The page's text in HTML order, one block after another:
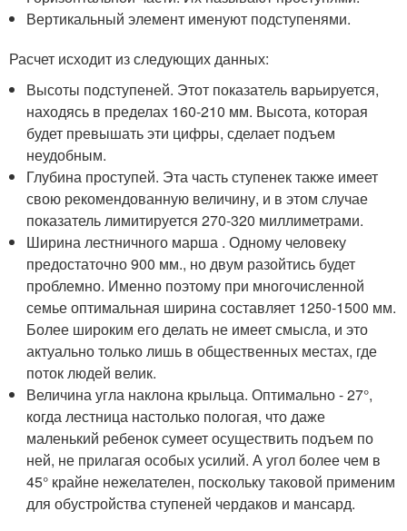
Вертикальный элемент именуют подступенями.
Расчет исходит из следующих данных:
Высоты подступеней. Этот показатель варьируется,
находясь в пределах 160-210 мм. Высота, которая
будет превышать эти цифры, сделает подъем
неудобным.
Глубина проступей. Эта часть ступенек также имеет
свою рекомендованную величину, и в этом случае
показатель лимитируется 270-320 миллиметрами.
Ширина лестничного марша . Одному человеку
предостаточно 900 мм., но двум разойтись будет
проблемно. Именно поэтому при многочисленной
семье оптимальная ширина составляет 1250-1500 мм.
Более широким его делать не имеет смысла, и это
актуально только лишь в общественных местах, где
поток людей велик.
Величина угла наклона крыльца. Оптимально - 27°,
когда лестница настолько пологая, что даже
маленький ребенок сумеет осуществить подъем по
ней, не прилагая особых усилий. А угол более чем в
45° крайне нежелателен, поскольку таковой применим
для обустройства ступеней чердаков и мансард.